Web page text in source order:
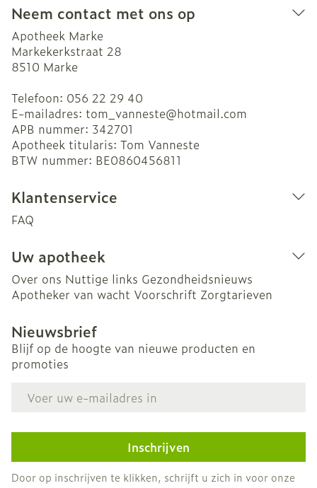
Neem contact met ons op
Apotheek Marke
Markekerkstraat 28
8510 Marke
Telefoon: 056 22 29 40
E-mailadres: tom_vanneste@hotmail.com
APB nummer: 342701
Apotheek titularis: Tom Vanneste
BTW nummer: BE0860456811
Klantenservice
FAQ
Uw apotheek
Over ons Nuttige links Gezondheidsnieuws
Apotheker van wacht Voorschrift Zorgtarieven
Nieuwsbrief
Blijf op de hoogte van nieuwe producten en
promoties
Inschrijven
Door op inschrijven te klikken, schrijft u zich in voor onze